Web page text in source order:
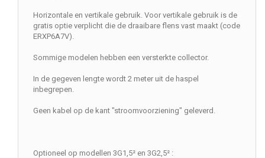
Horizontale en vertikale gebruik. Voor vertikale gebruik is de
gratis optie verplicht die de draaibare flens vast maakt (code
ERXP6A7V).
Sommige modelen hebben een versterkte collector.
In de gegeven lengte wordt 2 meter uit de haspel
inbegrepen.
Geen kabel op de kant "stroomvoorziening" geleverd.
Optioneel op modellen 3G1,5² en 3G2,5² :